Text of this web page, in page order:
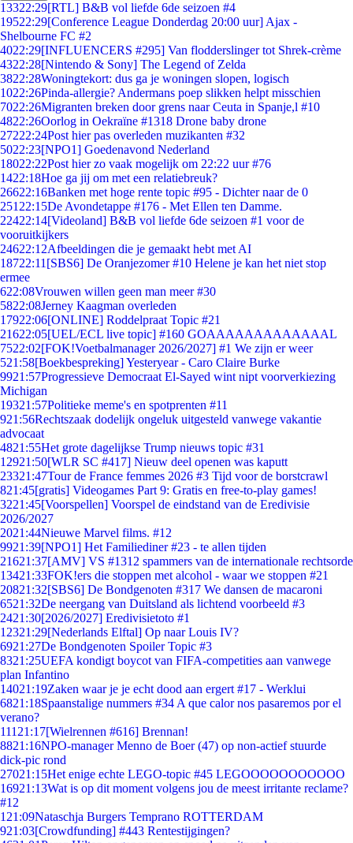
13322:29[RTL] B&B vol liefde 6de seizoen #4
19522:29[Conference League Donderdag 20:00 uur] Ajax -
Shelbourne FC #2
4022:29[INFLUENCERS #295] Van flodderslinger tot Shrek-crème
4322:28[Nintendo & Sony] The Legend of Zelda
3822:28Woningtekort: dus ga je woningen slopen, logisch
1022:26Pinda-allergie? Andermans poep slikken helpt misschien
7022:26Migranten breken door grens naar Ceuta in Spanje,l #10
4822:26Oorlog in Oekraïne #1318 Drone baby drone
27222:24Post hier pas overleden muzikanten #32
5022:23[NPO1] Goedenavond Nederland
18022:22Post hier zo vaak mogelijk om 22:22 uur #76
1422:18Hoe ga jij om met een relatiebreuk?
26622:16Banken met hoge rente topic #95 - Dichter naar de 0
251 22:15De Avondetappe #176 - Met Ellen ten Damme.
22422:14[Videoland] B&B vol liefde 6de seizoen #1 voor de
vooruitkijkers
24622:12Afbeeldingen die je gemaakt hebt met AI
18722:11 [SBS6] De Oranjezomer #10 Helene je kan het niet stop
ermee
622:08Vrouwen willen geen man meer #30
5822:08Jerney Kaagman overleden
17922:06[ONLINE] Roddelpraat Topic #21
21622:05[UEL/ECL live topic] #160 GOAAAAAAAAAAAAAL
7522:02[FOK!Voetbalmanager 2026/2027] #1 We zijn er weer
521:58[Boekbespreking] Yesteryear - Caro Claire Burke
9921:57Progressieve Democraat El-Sayed wint nipt voorverkiezing
Michigan
19321:57Politieke meme's en spotprenten #11
921:56Rechtszaak dodelijk ongeluk uitgesteld vanwege vakantie
advocaat
4821:55Het grote dagelijkse Trump nieuws topic #31
12921:50[WLR SC #417] Nieuw deel openen was kaputt
23321:47Tour de France femmes 2026 #3 Tijd voor de borstcrawl
821:45[gratis] Videogames Part 9: Gratis en free-to-play games!
3221:45[Voorspellen] Voorspel de eindstand van de Eredivisie
2026/2027
2021:44Nieuwe Marvel films. #12
9921:39[NPO1] Het Familiediner #23 - te allen tijden
21621:37[AMV] VS #1312 spammers van de internationale rechtsorde
13421:33FOK!ers die stoppen met alcohol - waar we stoppen #21
20821:32[SBS6] De Bondgenoten #317 We dansen de macaroni
6521:32De neergang van Duitsland als lichtend voorbeeld #3
2421:30[2026/2027] Eredivisietoto #1
12321:29[Nederlands Elftal] Op naar Louis IV?
6921:27De Bondgenoten Spoiler Topic #3
8321:25UEFA kondigt boycot van FIFA-competities aan vanwege
plan Infantino
14021:19Zaken waar je je echt dood aan ergert #17 - Werklui
6821:18Spaanstalige nummers #34 A que calor nos pasaremos por el
verano?
111 21:17[Wielrennen #616] Brennan!
8821:16NPO-manager Menno de Boer (47) op non-actief stuurde
dick-pic rond
27021:15Het enige echte LEGO-topic #45 LEGOOOOOOOOOOO
16921:13Wat is op dit moment volgens jou de meest irritante reclame?
#12
1 21:09Nataschja Burgers Temprano ROTTERDAM
921:03[Crowdfunding] #443 Rentestijgingen?